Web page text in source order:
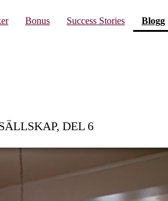
Bonus Success Stories Blogg
DEL 6